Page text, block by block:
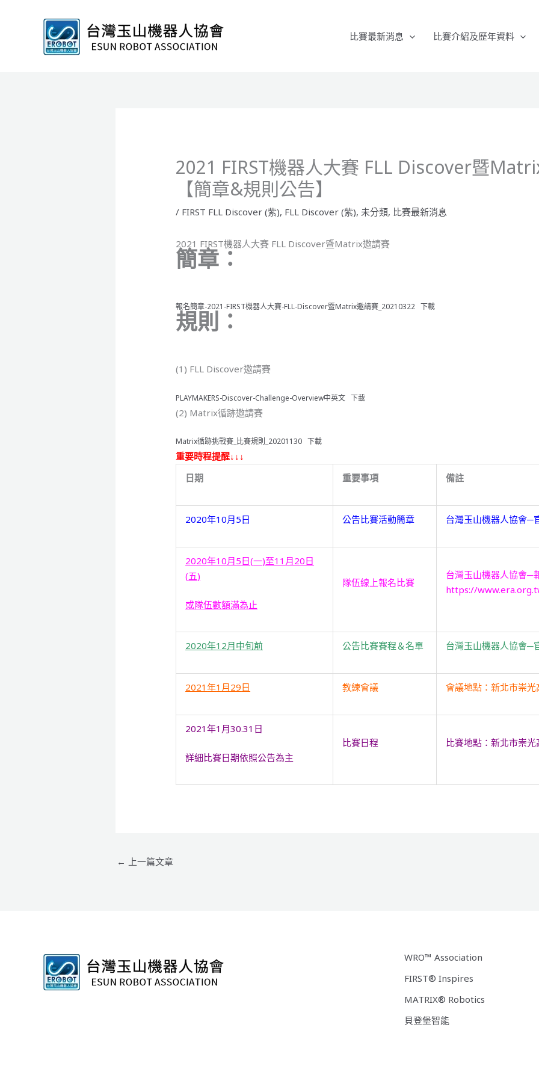
比賽最新消息 比賽介紹及歷年資料
2021 FIRST機器人大賽 FLL Discover暨
【簡章&規則公告】
/ FIRST FLL Discover (紫), FLL Discover (紫), 未分類, 比賽最新消息
2021 FIRST機器人大賽 FLL Discover暨Matrix邀請賽
簡章：
報名簡章-2021-FIRST機器人大賽-FLL-Discover暨Matrix邀請賽_20210322 下載
規則：
(1) FLL Discover邀請賽
PLAYMAKERS-Discover-Challenge-Overview中英文 下載
(2) Matrix循跡邀請賽
Matrix循跡挑戰賽_比賽規則_20201130 下載
重要時程提醒↓↓↓
日期
重要事項 備註
2020年10月5日 公告比賽活動簡章 台灣玉山機器人協會─
2020年10月5日(一)至11 月20日
(五)
或隊伍數額滿為止
隊伍線上報名比賽
台灣玉山機器人協會─
https://
2020年12月中旬前 公告比賽賽程＆名單 台灣玉山機器人協會─
2021年1 月29日 教練會議 會議地點：新北市崇光
2021年1月30.31日
詳細比賽日期依照公告為主
比賽日程 比賽地點：新北市崇光
← 上一篇文章
WRO™ Association
FIRST® Inspires
MATRIX® Robotics
貝登堡智能